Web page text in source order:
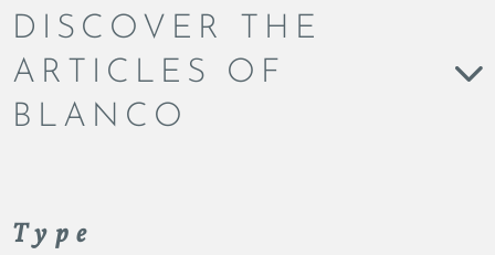
DISCOVER THE
ARTICLES OF
BLANCO
Type